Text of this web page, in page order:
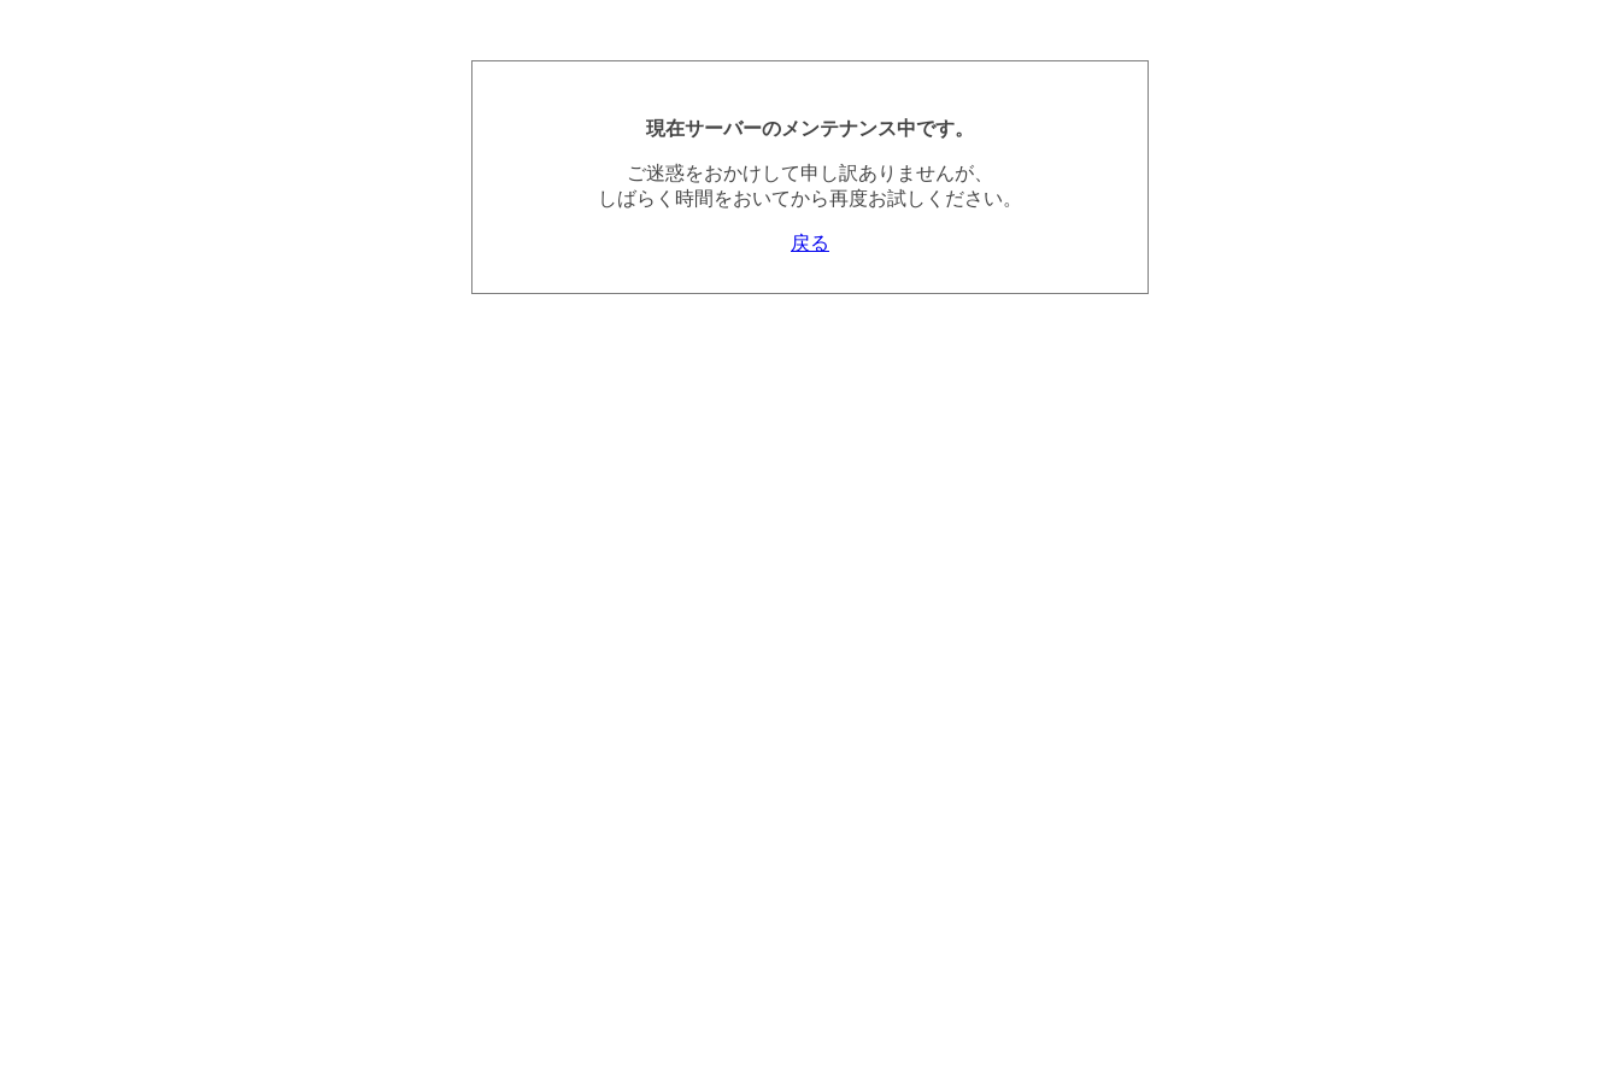
現在サーバーのメンテナンス中です。
ご迷惑をおかけして申し訳ありませんが、
しばらく時間をおいてから再度お試しください。
戻る